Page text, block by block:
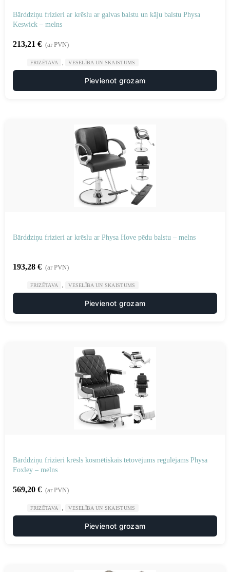
Bārddziņu frizieri ar krēslu ar galvas balstu un kāju balstu Physa
Keswick – melns
213,21 € (ar PVN)
FRIZĒTAVA VESELĪBA UN SKAISTUMS
Pievienot grozam
Bārddziņu frizieri ar krēslu ar Physa Hove pēdu balstu – melns
193,28 € (ar PVN)
FRIZĒTAVA VESELĪBA UN SKAISTUMS
Pievienot grozam
Bārddziņu frizieri krēsls kosmētiskais tetovējums regulējams Physa
Foxley – melns
569,20 € (ar PVN)
FRIZĒTAVA VESELĪBA UN SKAISTUMS
Pievienot grozam